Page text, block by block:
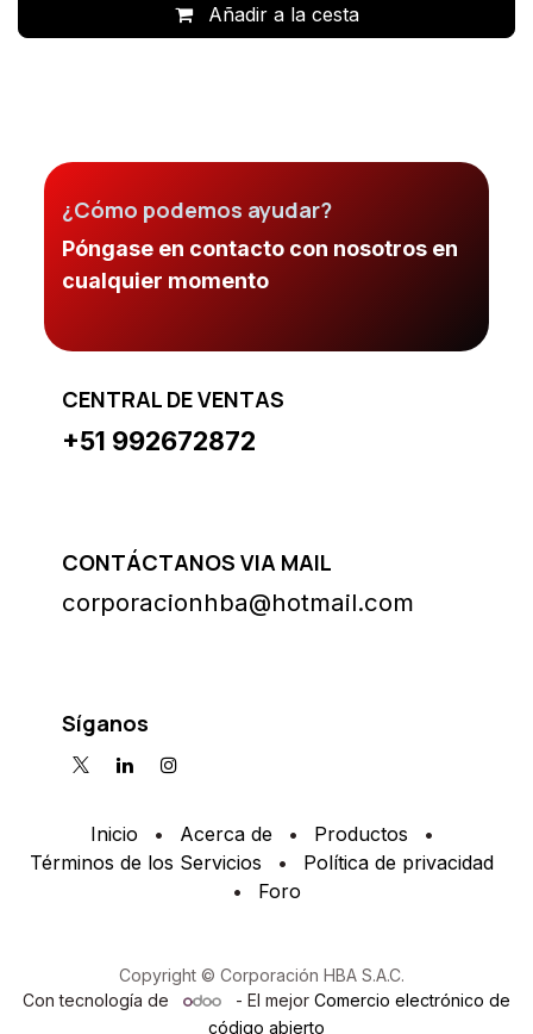
Añadir a la cesta
¿Cómo podemos ayudar?
Póngase en contacto con nosotros en
cualquier momento
CENTRAL DE VENTAS
+51 992672872
CONTÁCTANOS VIA MAIL
corporacionhba@hotmail.com
Síganos
Inicio • Acerca de • Productos
•
Términos de los Servicios
•
Política de privacidad
•
Foro
Copyright © Corporación HBA S.A.C.
Con tecnología de
- El mejorComercio electrónico de
código abierto